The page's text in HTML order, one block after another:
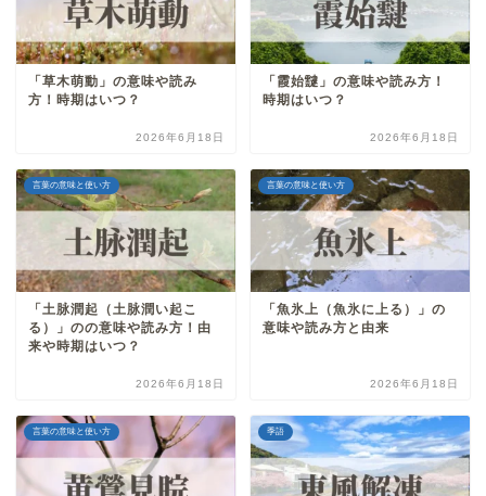
「草木萌動」の意味や読み
方！時期はいつ？
2026年6月18日
「霞始靆」の意味や読み方！
時期はいつ？
2026年6月18日
言葉の意味と使い方
「土脉潤起（土脉潤い起こ
る）」のの意味や読み方！由
来や時期はいつ？
2026年6月18日
言葉の意味と使い方
「魚氷上（魚氷に上る）」の
意味や読み方と由来
2026年6月18日
言葉の意味と使い方 季語